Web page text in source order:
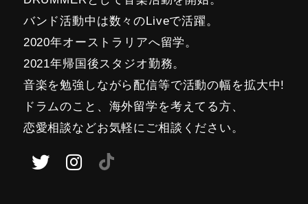
バンド活動中は数々のLiveで活躍。
2020年オーストラリアへ留学。
2021年帰国後スタジオ勤務。
音楽を勉強しながら配信等で活動の幅を拡大中!
ドラムのこと、海外留学を考えてる方、
恋愛相談などお気軽にご相談ください。